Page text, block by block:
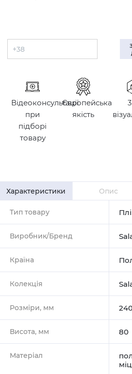
Відеоконсультації
при
підборі
товару
Європейська
якість
Характеристики Опис
Тип товару
Виробник/Бренд
Країна
Колекція
Розміри, мм
Висота, мм 80
Матеріал